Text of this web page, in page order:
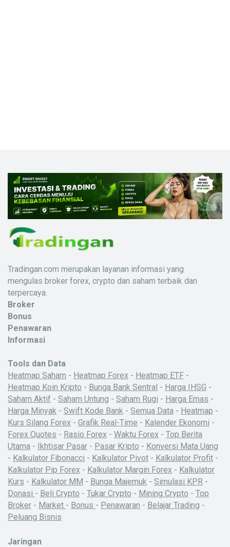
Tradingan.com merupakan layanan informasi yang
mengulas broker forex, crypto dan saham terbaik dan
terpercaya.
Broker
Bonus
Penawaran
Informasi
Tools dan Data
Heatmap Saham - Heatmap Forex - Heatmap ETF -
Heatmap Koin Kripto - Bunga Bank Sentral - Harga IHSG -
Saham Aktif - Saham Untung - Saham Rugi - Harga Emas -
Harga Minyak - Swift Kode Bank - Semua Data - Heatmap -
Kurs Silang Forex - Grafik Real-Time - Kalender Ekonomi -
Forex Quotes - Rasio Forex - Waktu Forex - Top Berita
Utama - Ikhtisar Pasar - Pasar Kripto - Konversi Mata Uang
- Kalkulator Fibonacci - Kalkulator Pivot - Kalkulator Profit -
Kalkulator Pip Forex - Kalkulator Margin Forex - Kalkulator
Kurs - Kalkulator MM - Bunga Majemuk - Simulasi KPR -
Donasi - Beli Crypto - Tukar Crypto - Mining Crypto - Top
Broker - Market - Bonus - Penawaran - Belajar Trading -
Peluang Bisnis
Jaringan